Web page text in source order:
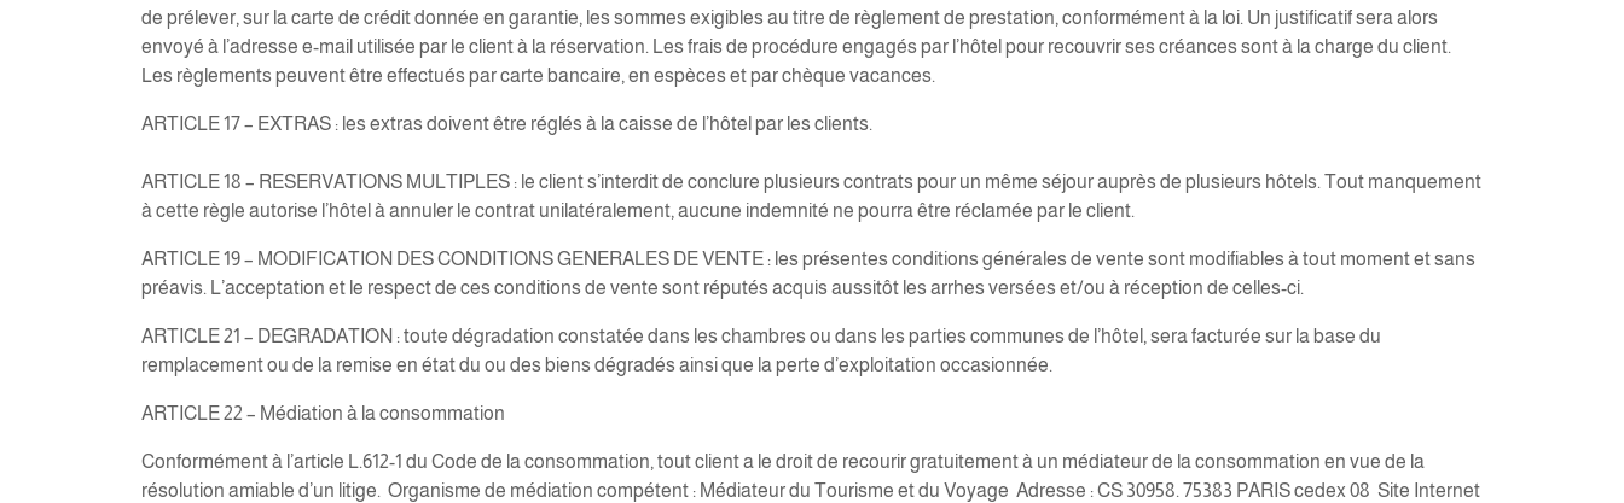
de prélever, sur la carte de crédit donnée en garantie, les sommes exigibles au titre de règlement de prestation, conformément à la loi. Un justificatif sera alors
envoyé à l’adresse e-mail utilisée par le client à la réservation. Les frais de procédure engagés par l’hôtel pour recouvrir ses créances sont à la charge du client.
Les règlements peuvent être effectués par carte bancaire, en espèces et par chèque vacances.
ARTICLE 17 – EXTRAS : les extras doivent être réglés à la caisse de l’hôtel par les clients.
ARTICLE 18 – RESERVATIONS MULTIPLES : le client s’interdit de conclure plusieurs contrats pour un même séjour auprès de plusieurs hôtels. Tout manquement
à cette règle autorise l’hôtel à annuler le contrat unilatéralement, aucune indemnité ne pourra être réclamée par le client.
ARTICLE 19 – MODIFICATION DES CONDITIONS GENERALES DE VENTE : les présentes conditions générales de vente sont modifiables à tout moment et sans
préavis. L’acceptation et le respect de ces conditions de vente sont réputés acquis aussitôt les arrhes versées et/ou à réception de celles-ci.
ARTICLE 21 – DEGRADATION : toute dégradation constatée dans les chambres ou dans les parties communes de l’hôtel, sera facturée sur la base du
remplacement ou de la remise en état du ou des biens dégradés ainsi que la perte d’exploitation occasionnée.
ARTICLE 22 – Médiation à la consommation
Conformément à l’article L.612-1 du Code de la consommation, tout client a le droit de recourir gratuitement à un médiateur de la consommation en vue de la
résolution amiable d’un litige. Organisme de médiation compétent : Médiateur du Tourisme et du Voyage Adresse : CS 30958. 75383 PARIS cedex 08 Site Internet